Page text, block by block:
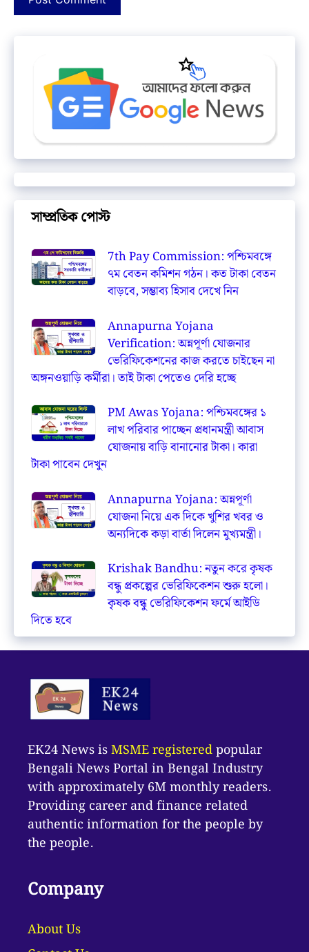
সাম্প্রতিক পোস্ট
7th Pay Commission: পশ্চিমবঙ্গে
৭ম বেতন কমিশন গঠন। কত টাকা বেতন
বাড়বে, সম্ভাব্য হিসাব দেখে নিন
Annapurna Yojana
Verification: অন্নপূর্ণা যোজনার
ভেরিফিকেশনের কাজ করতে চাইছেন না
অঙ্গনওয়াড়ি কর্মীরা। তাই টাকা পেতেও দেরি হচ্ছে
PM Awas Yojana: পশ্চিমবঙ্গের ১
লাখ পরিবার পাচ্ছেন প্রধানমন্ত্রী আবাস
যোজনায় বাড়ি বানানোর টাকা। কারা
টাকা পাবেন দেখুন
Annapurna Yojana: অন্নপূর্ণা
যোজনা নিয়ে এক দিকে খুশির খবর ও
অন্যদিকে কড়া বার্তা দিলেন মুখ্যমন্ত্রী।
Krishak Bandhu: নতুন করে কৃষক
বন্ধু প্রকল্পের ভেরিফিকেশন শুরু হলো।
কৃষক বন্ধু ভেরিফিকেশন ফর্মে আইডি
দিতে হবে
EK24 News isMSME registeredpopular
Bengali News Portal in Bengal Industry
with approximately 6M monthly readers.
Providing career and finance related
authentic information for the people by
the people.
Company
About Us